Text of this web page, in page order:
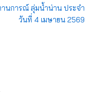
นการณ์ ลุ่มน้ำน่าน ประจำ
วันที่ 4 เมษายน 2569